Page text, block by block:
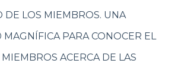
DE LOS MIEMBROS. UNA
PARA CONOCER EL
ACERCA DE LAS